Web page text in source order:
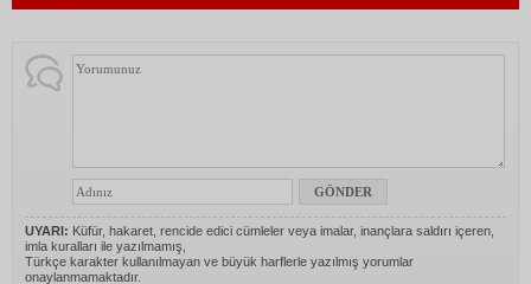
UYARI: Küfür, hakaret, rencide edici cümleler veya imalar, inançlara saldırı içeren,
imla kuralları ile yazılmamış,
Türkçe karakter kullanılmayan ve büyük harflerle yazılmış yorumlar
onaylanmamaktadır.